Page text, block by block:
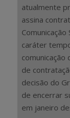
atualmente
assina
caráter
comunicação
de
decisão do
de encerrar
em janeiro